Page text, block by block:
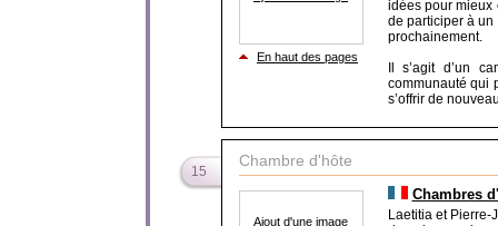
En haut des pages
idées pour mieux
de participer à un
prochainement.
Il s’agit d’un
communauté qui
s’offrir de
15
Chambre d'hôte
Ajout d'une image
Chambres
Laetitia et